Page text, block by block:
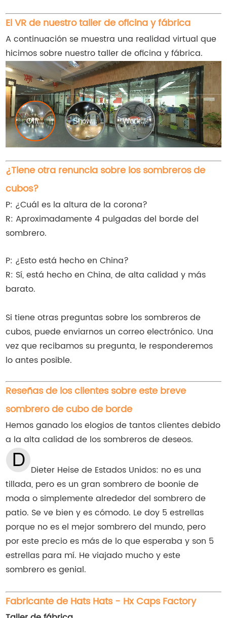
El VR de nuestro taller de oficina y fábrica
A continuación se muestra una realidad virtual que
hicimos sobre nuestro taller de oficina y fábrica.
¿Tiene otra renuncia sobre los sombreros de
cubos?
P: ¿Cuál es la altura de la corona?
R: Aproximadamente 4 pulgadas del borde del
sombrero.
P: ¿Esto está hecho en China?
R: Sí, está hecho en China, de alta calidad y más
barato.
Si tiene otras preguntas sobre los sombreros de
cubos, puede enviarnos un correo electrónico. Una
vez que recibamos su pregunta, le responderemos
lo antes posible.
Reseñas de los clientes sobre este breve
sombrero de cubo de borde
Hemos ganado los elogios de tantos clientes debido
a la alta calidad de los sombreros de deseos.
Dieter Heise de Estados Unidos: no es una
tillada, pero es un gran sombrero de boonie de
moda o simplemente alrededor del sombrero de
patio. Se ve bien y es cómodo. Le doy 5 estrellas
porque no es el mejor sombrero del mundo, pero
por este precio es más de lo que esperaba y son 5
estrellas para mí. He viajado mucho y este
sombrero es genial.
Fabricante de Hats Hats - Hx Caps Factory